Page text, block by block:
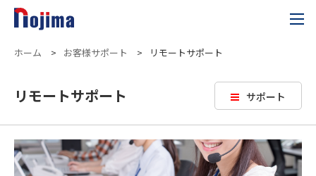
ホーム > お客様サポート > リモートサポート
サポート
リモートサポート